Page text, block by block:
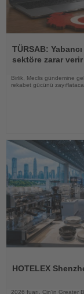
Oku
TÜRSAB:
sektöre zarar verir
Birlik, Meclis gündemine
rekabet gücünü
HOTELEX
2026 fuarı, Çin'in Greater